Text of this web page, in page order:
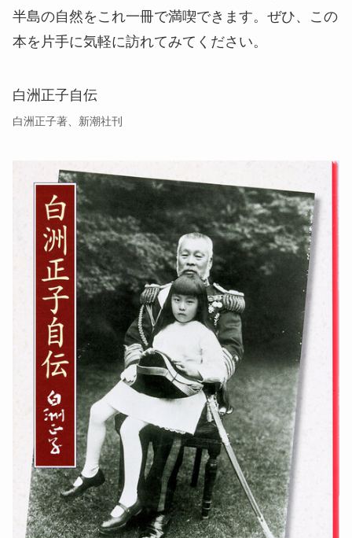
半島の自然をこれ一冊で満喫できます。ぜひ、この
本を片手に気軽に訪れてみてください。
白洲正子自伝
白洲正子著、新潮社刊